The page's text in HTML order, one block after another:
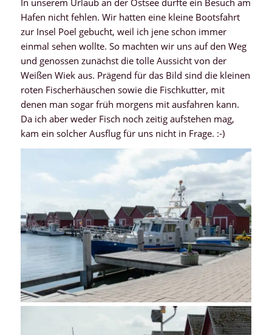
In unserem Urlaub an der Ostsee durfte ein Besuch am
Hafen nicht fehlen. Wir hatten eine kleine Bootsfahrt
zur Insel Poel gebucht, weil ich jene schon immer
einmal sehen wollte. So machten wir uns auf den Weg
und genossen zunächst die tolle Aussicht von der
Weißen Wiek aus. Prägend für das Bild sind die kleinen
roten Fischerhäuschen sowie die Fischkutter, mit
denen man sogar früh morgens mit ausfahren kann.
Da ich aber weder Fisch noch zeitig aufstehen mag,
kam ein solcher Ausflug für uns nicht in Frage. :-)